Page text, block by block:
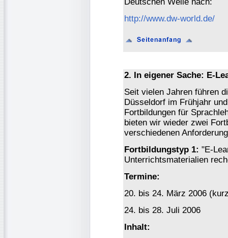
http://www.dw-world.de/
2. In eigener Sache: E-
Seit vielen Jahren führen
Düsseldorf im Frühjahr
Fortbildungen für
bieten wir wieder zwei
verschiedenen
Fortbildungstyp 1: "E-
Unterrichtsmaterialien
Termine:
20. bis 24. März 2006
24. bis 28. Juli 2006
Inhalt: